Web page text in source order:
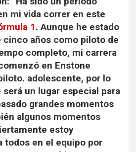
mi vida correr en este
1. Aunque he estado
cinco años como piloto de
completo, mi carrera
en Enstone
adolescente, por lo
un lugar especial para
grandes momentos
algunos momentos
estoy
todos en el equipo por